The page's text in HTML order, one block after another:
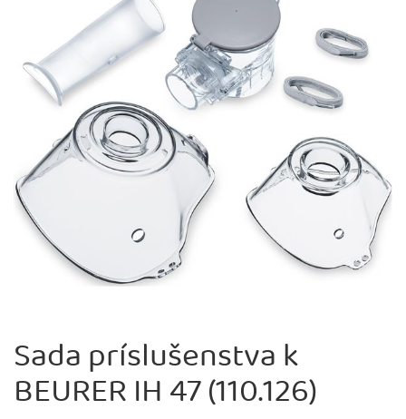
Sada príslušenstva k
BEURER IH 47 (110.126)